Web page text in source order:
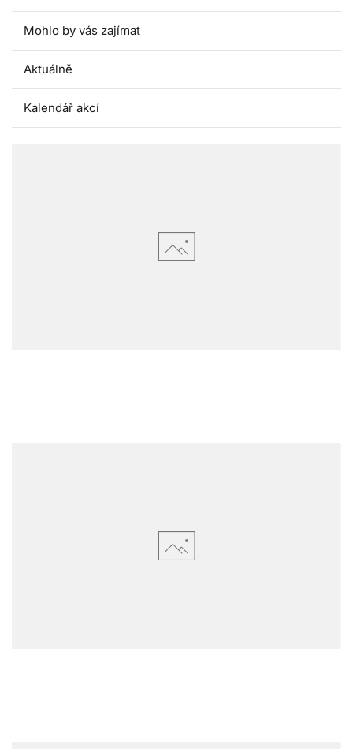
Mohlo by vás zajímat
Aktuálně
Kalendář akcí